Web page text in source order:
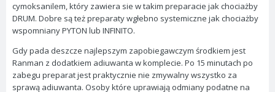
cymoksanilem, który zawiera sie w takim preparacie jak chociażby
DRUM. Dobre są też preparaty wgłebno systemiczne jak chociażby
wspomniany PYTON lub INFINITO.
Gdy pada deszcze najlepszym zapobiegawczym środkiem jest
Ranman z dodatkiem adiuwanta w komplecie. Po 15 minutach po
zabegu preparat jest praktycznie nie zmywalny wszystko za
sprawą adiuwanta. Osoby które uprawiają odmiany podatne na